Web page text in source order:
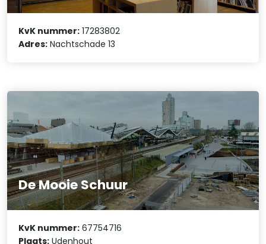
KvK nummer: 17283802
Adres: Nachtschade 13
De Mooie Schuur
KvK nummer: 67754716
Plaats: Udenhout